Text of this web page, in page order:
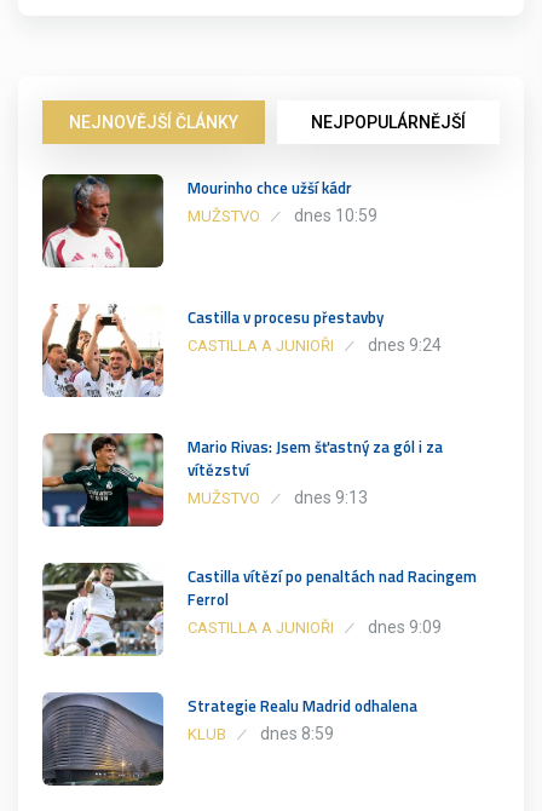
NEJNOVĚJŠÍ ČLÁNKY NEJPOPULÁRNĚJŠÍ
Mourinho chce užší kádr
MUŽSTVO dnes 10:59
Castilla v procesu přestavby
CASTILLA A JUNIOŘI dnes 9:24
Mario Rivas: Jsem šťastný za gól i za
vítězství
MUŽSTVO dnes 9:13
Castilla vítězí po penaltách nad Racingem
Ferrol
CASTILLA A JUNIOŘI dnes 9:09
Strategie Realu Madrid odhalena
KLUB dnes 8:59